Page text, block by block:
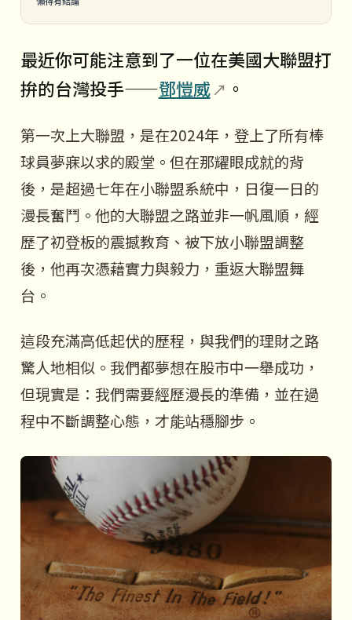
最近你可能注意到了一位在美國大聯盟打
拚的台灣投手——鄧愷威 。
第一次上大聯盟，是在2024年，登上了所有棒
球員夢寐以求的殿堂。但在那耀眼成就的背
後，是超過七年在小聯盟系統中，日復一日的
漫長奮鬥。他的大聯盟之路並非一帆風順，經
歷了初登板的震撼教育、被下放小聯盟調整
後，他再次憑藉實力與毅力，重返大聯盟舞
台。
這段充滿高低起伏的歷程，與我們的理財之路
驚人地相似。我們都夢想在股市中一舉成功，
但現實是：我們需要經歷漫長的準備，並在過
程中不斷調整心態，才能站穩腳步。